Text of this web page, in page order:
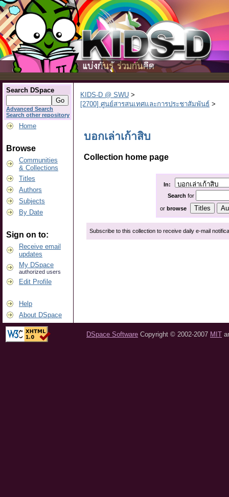
Search DSpace
Advanced Search
Search other repository
Home
Browse
Communities
& Collections
Titles
Authors
Subjects
By Date
Sign on to:
Receive email
updates
My DSpace
authorized users
Edit Profile
Help
About DSpace
KIDS-D @ SWU >
[2700] ศูนย์สารสนเทศและการประชาสัมพันธ์ >
บอกเล่าเก้าสิบ
Collection home page
In:
Search for
or browse
Subscribe to this collection to receive daily e-mail
DSpace Software Copyright © 2002-2007 MIT